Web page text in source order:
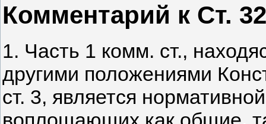
Комментарий к Ст.
1. Часть 1 комм. ст.,
другими положениями
ст. 3, является